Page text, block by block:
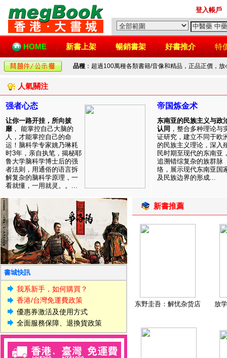
登入帳戶
HOME 新書上架 暢銷書架 好書推介 特
品種 ：超過100萬種各類書籍/音像和精品，正品正價，
人氣關注
强者心态
让你一路开挂，所向披
靡 ， 能掌控自己大脑的
人，才能掌控自己的命
运！脑科学专家姚乃琳耗
时3年，亲自执笔，揭秘耶
鲁大学脑科学博士后的强
者法则，用通俗的语言拆
解复杂的脑科学原理，一
看就懂，一用就灵。。...
帝国炼金术
东南亚的民族主义与政
认同 ，整合多种理论与
证研究，建立不同于欧
的民族主义理论，深入
民时期至现代的东南亚
追溯错综复杂的族群脉
络，展示现代东南亚国
及民族边界的形成...
書城快訊
我系新手，如何購買？
香港/台灣免運費政策
優惠券激活及使用方式
全面服務保障、退換貨政策
新書推薦
东野圭吾：解忧杂货店 放